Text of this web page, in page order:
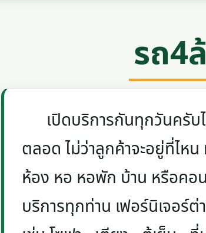
รถ4
เปิดบริการกันทุกวันครับไ
ตลอด ไม่ว่าลูกค้าจะอยู่ที่ไหน
ห้อง หอ หอพัก บ้าน หรือคอ
บริการทุกท่าน เฟอร์นิเจอร์ต่